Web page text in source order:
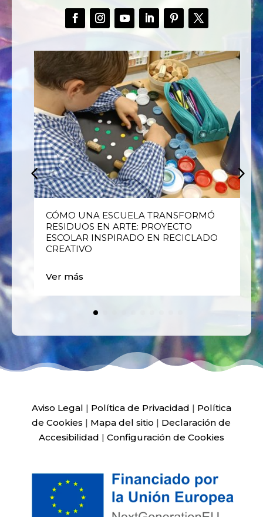
CÓMO UNA ESCUELA TRANSFORMÓ
RESIDUOS EN ARTE: PROYECTO
ESCOLAR INSPIRADO EN RECICLADO
CREATIVO
Ver más
Aviso Legal | Política de Privacidad | Política
de Cookies | Mapa del sitio | Declaración de
Accesibilidad | Configuración de Cookies